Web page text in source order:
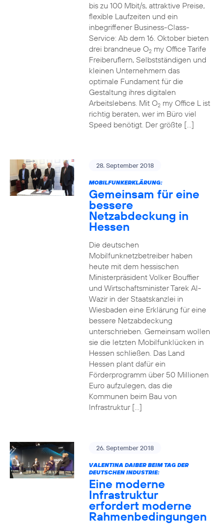
bis zu 100 Mbit/s, attraktive Preise,
flexible Laufzeiten und ein
inbegriffener Business-Class-
Service: Ab dem 16. Oktober bieten
drei brandneue O2my Office Tarife
Freiberuflern, Selbstständigen und
kleinen Unternehmern das
optimale Fundament für die
Gestaltung ihres digitalen
Arbeitslebens. Mit O2my Office L ist
richtig beraten, wer im Büro viel
Speed benötigt. Der größte […]
28. September 2018
MOBILFUNKERKLÄRUNG:
Gemeinsam für eine
bessere
Netzabdeckung in
Hessen
Die deutschen
Mobilfunknetzbetreiber haben
heute mit dem hessischen
Ministerpräsident Volker Bouffier
und Wirtschaftsminister Tarek Al-
Wazir in der Staatskanzlei in
Wiesbaden eine Erklärung für eine
bessere Netzabdeckung
unterschrieben. Gemeinsam wollen
sie die letzten Mobilfunklücken in
Hessen schließen. Das Land
Hessen plant dafür ein
Förderprogramm über 50 Millionen
Euro aufzulegen, das die
Kommunen beim Bau von
Infrastruktur […]
26. September 2018
VALENTINA DAIBER BEIM TAG DER
DEUTSCHEN INDUSTRIE:
Eine moderne
Infrastruktur
erfordert moderne
Rahmenbedingungen